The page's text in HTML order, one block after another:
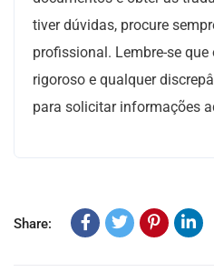
tiver dúvidas, procure
profissional. Lembre-se
rigoroso e qualquer
para solicitar informações
Share: